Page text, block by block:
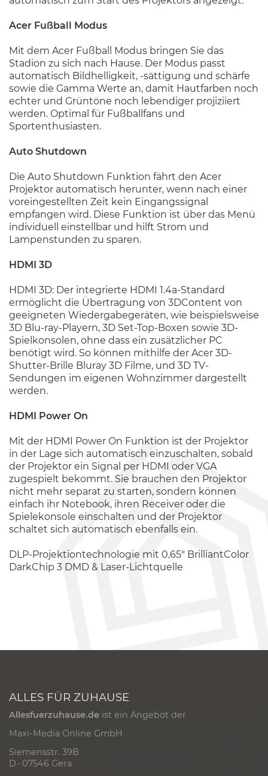
Acer Fußball Modus
Mit dem Acer Fußball Modus bringen Sie das
Stadion zu sich nach Hause. Der Modus passt
automatisch Bildhelligkeit, -sättigung und schärfe
sowie die Gamma Werte an, damit Hautfarben noch
echter und Grüntöne noch lebendiger projiziiert
werden. Optimal für Fußballfans und
Sportenthusiasten.
Auto Shutdown
Die Auto Shutdown Funktion fährt den Acer
Projektor automatisch herunter, wenn nach einer
voreingestellten Zeit kein Eingangssignal
empfangen wird. Diese Funktion ist über das Menü
individuell einstellbar und hilft Strom und
Lampenstunden zu sparen.
HDMI 3D
HDMI 3D: Der integrierte HDMI 1.4a-Standard
ermöglicht die Übertragung von 3DContent von
geeigneten Wiedergabegeräten, wie beispielsweise
3D Blu-ray-Playern, 3D Set-Top-Boxen sowie 3D-
Spielkonsolen, ohne dass ein zusätzlicher PC
benötigt wird. So können mithilfe der Acer 3D-
Shutter-Brille Bluray 3D Filme, und 3D TV-
Sendungen im eigenen Wohnzimmer dargestellt
werden.
HDMI Power On
Mit der HDMI Power On Funktion ist der Projektor
in der Lage sich automatisch einzuschalten, sobald
der Projektor ein Signal per HDMI oder VGA
zugespielt bekommt. Sie brauchen den Projektor
nicht mehr separat zu starten, sondern können
einfach ihr Notebook, ihren Receiver oder die
Spielekonsole einschalten und der Projektor
schaltet sich automatisch ebenfalls ein.
DLP-Projektiontechnologie mit 0,65" BrilliantColor
DarkChip 3 DMD & Laser-Lichtquelle
ALLES FÜR ZUHAUSE
Allesfuerzuhause.de ist ein Angebot der
Maxi-Media Online GmbH
Siemensstr. 39B
D - 07546 Gera